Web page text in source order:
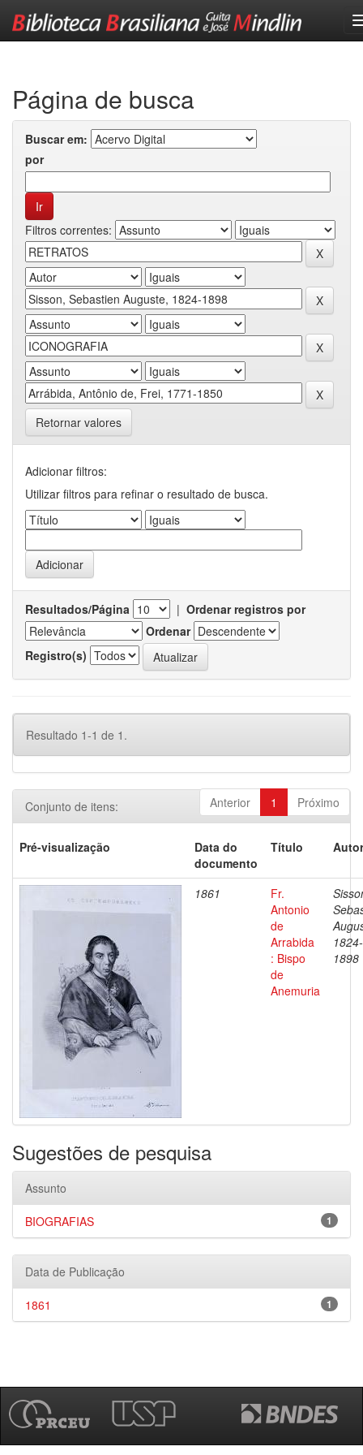
Página de busca
Buscar em:
por
Filtros correntes:
Retornar valores
Adicionar filtros:
Utilizar filtros para refinar o resultado de busca.
Resultados/Página | Ordenar registros por
Ordenar
Registro(s)
Resultado 1-1 de 1.
Anterior 1 Próximo
Conjunto de itens:
Pré-visualização
Data do
documento
Título
1861
Fr.
Antonio
de
Arrabida
: Bispo
de
Anemuria
1824-
1898
Sugestões de pesquisa
Assunto
1
BIOGRAFIAS
Data de Publicação
1
1861